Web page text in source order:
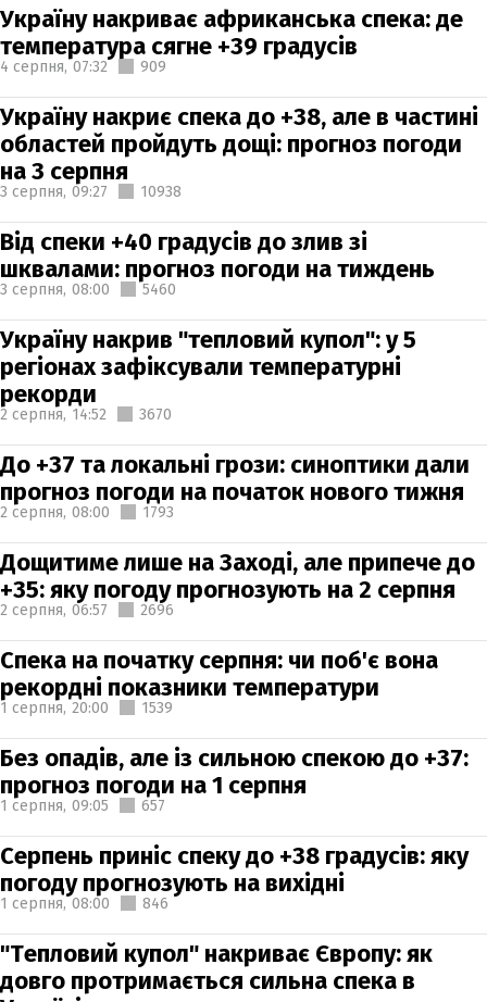
Україну накриває африканська спека: де
температура сягне +39 градусів
4 серпня, 07:32 909
Україну накриє спека до +38, але в частині
областей пройдуть дощі: прогноз погоди
на 3 серпня
3 серпня, 09:27 10938
Від спеки +40 градусів до злив зі
шквалами: прогноз погоди на тиждень
3 серпня, 08:00 5460
Україну накрив "тепловий купол": у 5
регіонах зафіксували температурні
рекорди
2 серпня, 14:52 3670
До +37 та локальні грози: синоптики дали
прогноз погоди на початок нового тижня
2 серпня, 08:00 1793
Дощитиме лише на Заході, але припече до
+35: яку погоду прогнозують на 2 серпня
2 серпня, 06:57 2696
Спека на початку серпня: чи поб'є вона
рекордні показники температури
1 серпня, 20:00 1539
Без опадів, але із сильною спекою до +37:
прогноз погоди на 1 серпня
1 серпня, 09:05 657
Серпень приніс спеку до +38 градусів: яку
погоду прогнозують на вихідні
1 серпня, 08:00 846
"Тепловий купол" накриває Європу: як
довго протримається сильна спека в